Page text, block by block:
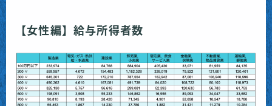
【女性編】給与所得者数